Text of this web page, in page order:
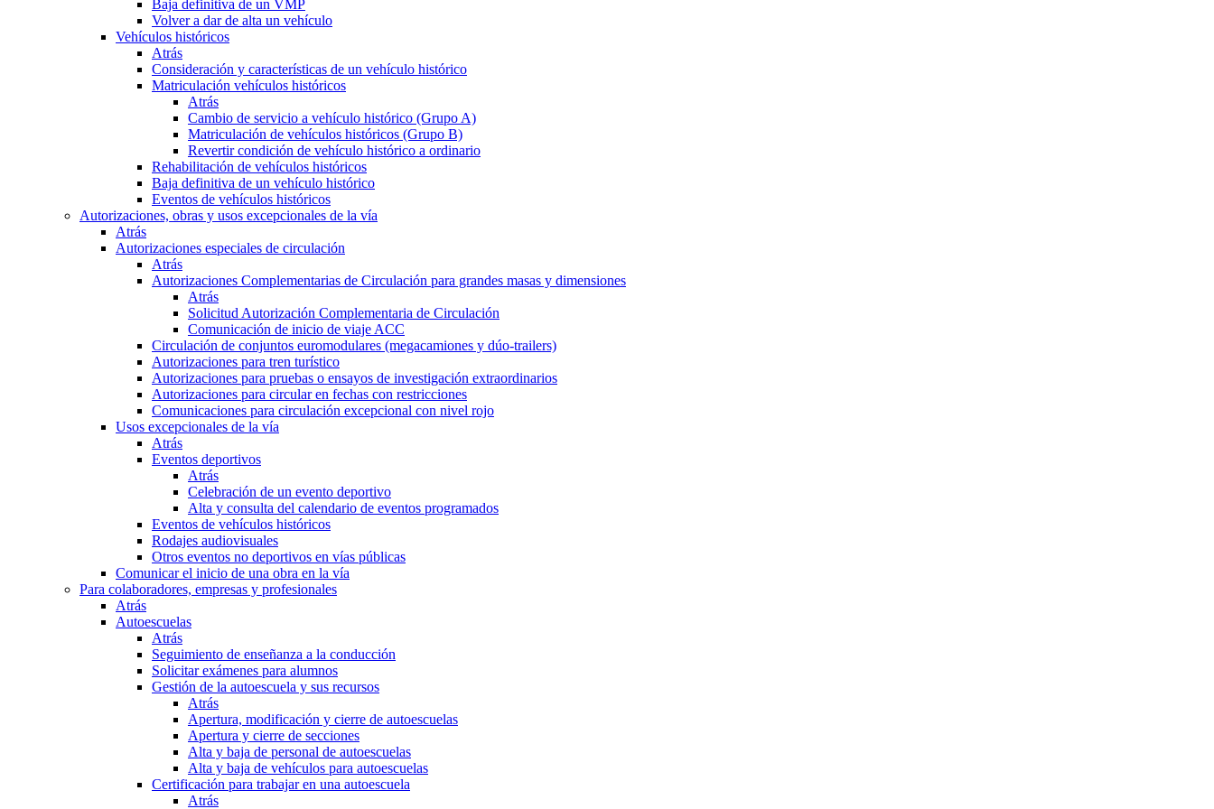
Baja definitiva de un VMP
Volver a dar de alta un vehículo
Vehículos históricos
Atrás
Consideración y características de un vehículo histórico
Matriculación vehículos históricos
Atrás
Cambio de servicio a vehículo histórico (Grupo A)
Matriculación de vehículos históricos (Grupo B)
Revertir condición de vehículo histórico a ordinario
Rehabilitación de vehículos históricos
Baja definitiva de un vehículo histórico
Eventos de vehículos históricos
Autorizaciones, obras y usos excepcionales de la vía
Atrás
Autorizaciones especiales de circulación
Atrás
Autorizaciones Complementarias de Circulación para grandes masas y dimensiones
Atrás
Solicitud Autorización Complementaria de Circulación
Comunicación de inicio de viaje ACC
Circulación de conjuntos euromodulares (megacamiones y dúo-trailers)
Autorizaciones para tren turístico
Autorizaciones para pruebas o ensayos de investigación extraordinarios
Autorizaciones para circular en fechas con restricciones
Comunicaciones para circulación excepcional con nivel rojo
Usos excepcionales de la vía
Atrás
Eventos deportivos
Atrás
Celebración de un evento deportivo
Alta y consulta del calendario de eventos programados
Eventos de vehículos históricos
Rodajes audiovisuales
Otros eventos no deportivos en vías públicas
Comunicar el inicio de una obra en la vía
Para colaboradores, empresas y profesionales
Atrás
Autoescuelas
Atrás
Seguimiento de enseñanza a la conducción
Solicitar exámenes para alumnos
Gestión de la autoescuela y sus recursos
Atrás
Apertura, modificación y cierre de autoescuelas
Apertura y cierre de secciones
Alta y baja de personal de autoescuelas
Alta y baja de vehículos para autoescuelas
Certificación para trabajar en una autoescuela
Atrás